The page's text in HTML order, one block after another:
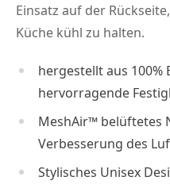
Einsatz auf der
Küche kühl zu halten.
hergestellt aus
hervorragende
MeshAir™ belüftetes
Verbesserung des
Stylisches Unisex